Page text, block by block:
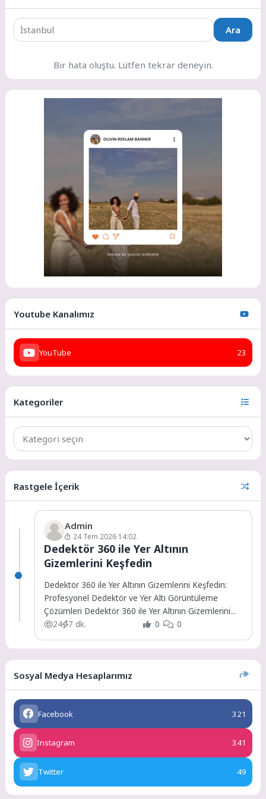
Ara
Bir hata oluştu. Lütfen tekrar deneyin.
Youtube Kanalımız
YouTube 23
Kategoriler
Rastgele İçerik
Admin
24 Tem 2026 14:02
Dedektör 360 ile Yer Altının
Gizemlerini Keşfedin
Dedektör 360 ile Yer Altının Gizemlerini Keşfedin:
Profesyonel Dedektör ve Yer Altı Görüntüleme
Çözümleri Dedektör 360 ile Yer Altının Gizemlerini...
24 7 dk. 0 0
Sosyal Medya Hesaplarımız
Facebook 321
Instagram 341
Twitter 49